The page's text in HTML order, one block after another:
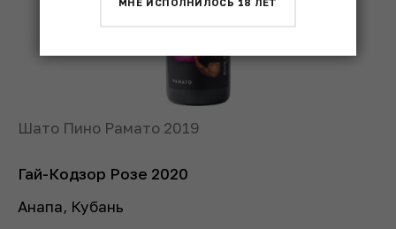
Шато Пино Рамато 2019
Гай-Кодзор Розе 2020
Анапа, Кубань